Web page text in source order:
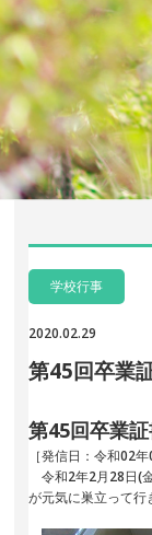
学校行事
2020.02.29
第45回卒業
第45回卒業
［発信日：令和02年
令和2年2月28日(
が元気に巣立って行